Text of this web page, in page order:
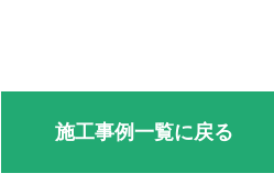
施工事例一覧に戻る